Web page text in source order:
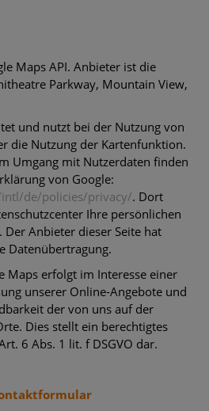
Maps API. Anbieter ist die
Parkway, Mountain View,
und nutzt bei der Nutzung von
die Nutzung der Kartenfunktion.
Umgang mit Nutzerdaten finden
von Google:
de/policies/privacy/. Dort
Ihre persönlichen
Der Anbieter dieser Seite hat
Datenübertragung.
Maps erfolgt im Interesse einer
unserer Online-Angebote und
der von uns auf der
Dies stellt ein berechtigtes
6 Abs. 1 lit. f DSGVO dar.